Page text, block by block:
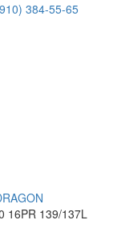
384-55-65
16PR 139/137L